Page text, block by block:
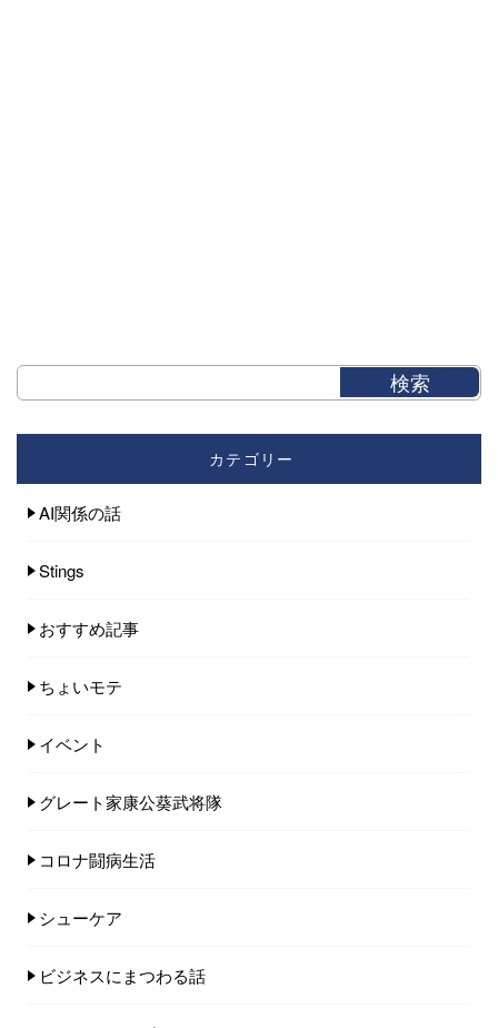
カテゴリー
AI関係の話
Stings
おすすめ記事
ちょいモテ
イベント
グレート家康公葵武将隊
コロナ闘病生活
シューケア
ビジネスにまつわる話